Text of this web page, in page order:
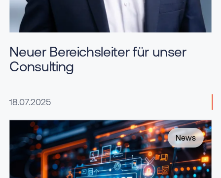
Neuer Bereichsleiter für unser
Consulting
18.07.2025
News